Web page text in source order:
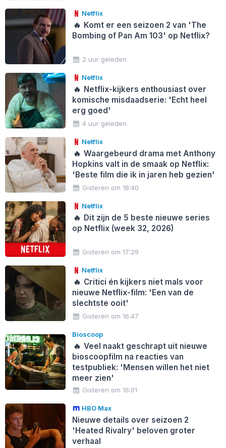
Netflix
🔥 Komt er een seizoen 2 van 'The
Bombing of Pan Am 103' op Netflix?
2 uur geleden
Netflix
🔥 Netflix-kijkers enthousiast over
komische misdaadserie: 'Echt heel
erg goed'
4 uur geleden
Netflix
🔥 Waargebeurd drama met Anthony
Hopkins valt in de smaak op Netflix:
'Beste film die ik in jaren heb gezien'
Gisteren om 18:40
Netflix
🔥 Dit zijn de 5 beste nieuwe series
op Netflix (week 32, 2026)
Gisteren om 17:29
Netflix
🔥 Critici én kijkers niet mals voor
nieuwe Netflix-film: 'Een van de
slechtste ooit'
Gisteren om 16:47
Bioscoop
🔥 Veel naakt geschrapt uit nieuwe
bioscoopfilm na reacties van
testpubliek: 'Mensen willen het niet
meer zien'
Gisteren om 16:01
HBO Max
Nieuwe details over seizoen 2
'Heated Rivalry' beloven groter
verhaal